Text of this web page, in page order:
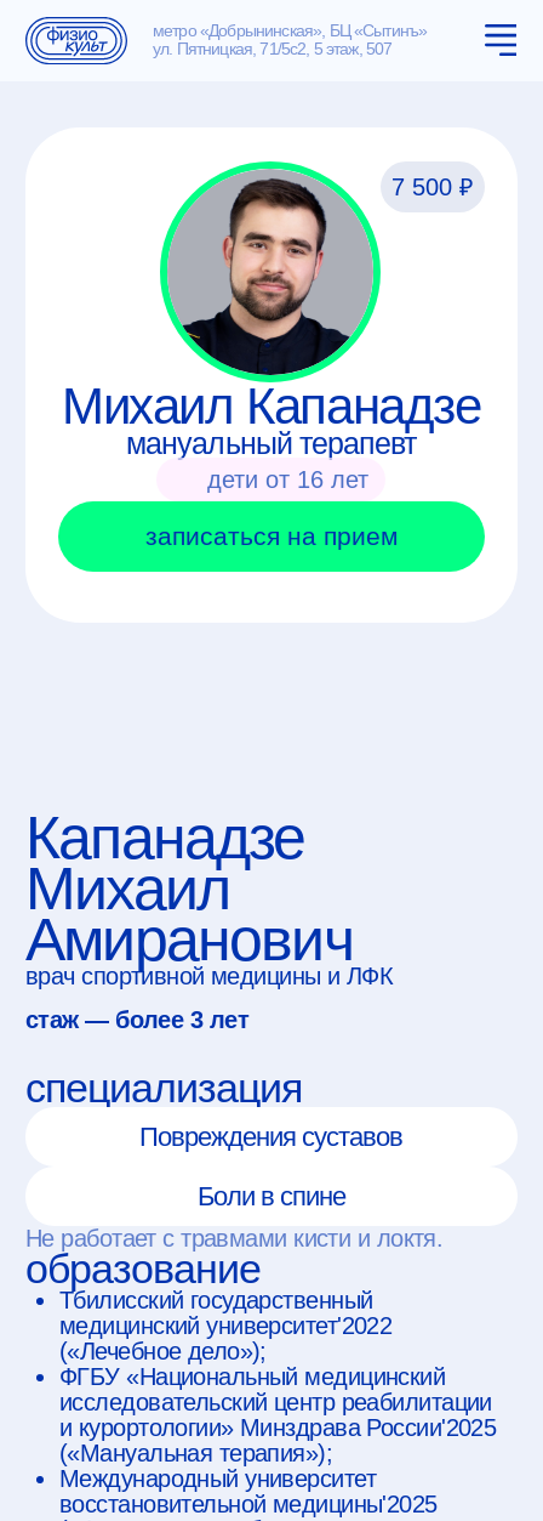
метро «Добрынинская», БЦ «Сытинъ»
ул. Пятницкая, 71/5с2, 5 этаж, 507
Михаил Капанадзе
мануальный терапевт
дети от 16 лет
записаться на прием
Боли в спине
Не работает с травмами кисти и локтя.
образование
Тбилисский государственный
медицинский университет'2022
(«Лечебное дело»);
ФГБУ «Национальный медицинский
и курортологии» Минздрава России'2025
(«Физическая реабилитационная
медицина»);
Учебный центр «Академия
профессионального развития»'2026
курсы повышения
квалификации
«Ударно волновая терапия» (Роман
Бартенев)'2023.
The Fascial Distortion Model by Dr. Stephen
Typaldos (FDM Academy Russia)'2023.
«Мануальная терапия» (Антон
Епифанов)'2024.
«МРТ в диагностике повреждений
и заболеваний крупных суставов»
(Образовательный центр высоких
медицинских технологий AMTEC
KAZAN)'2024.
INDIBA (INDIBA)'2024.
«Физиология реабилитации. Клинический
подход» (Kinesio course)'2024.
«Реабилитация после хиругического